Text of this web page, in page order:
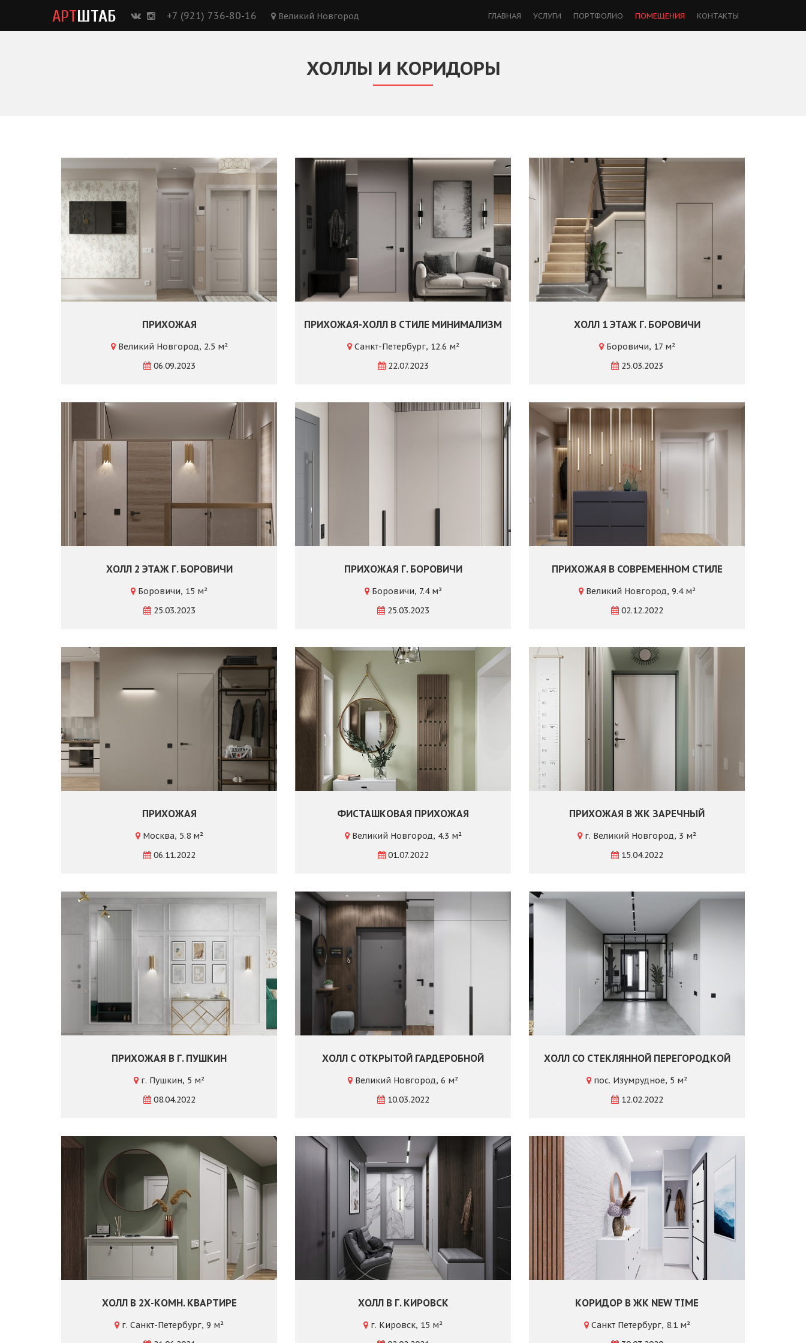
АРТШТАБ +7 (921) 736-80-16 Великий Новгород ГЛАВНАЯ УСЛУГИ ПОРТФОЛИО ПОМЕЩЕНИЯ КОНТАКТЫ
ХОЛЛЫ И КОРИДОРЫ
ПРИХОЖАЯ
Великий Новгород, 2.5 м²
06.09.2023
ПРИХОЖАЯ-ХОЛЛ В СТИЛЕ МИНИМАЛИЗМ
Санкт-Петербург, 12.6 м²
22.07.2023
ХОЛЛ 1 ЭТАЖ Г. БОРОВИЧИ
Боровичи, 17 м²
25.03.2023
ХОЛЛ 2 ЭТАЖ Г. БОРОВИЧИ
Боровичи, 15 м²
25.03.2023
ПРИХОЖАЯ Г. БОРОВИЧИ
Боровичи, 7.4 м²
25.03.2023
ПРИХОЖАЯ В СОВРЕМЕННОМ СТИЛЕ
Великий Новгород, 9.4 м²
02.12.2022
ПРИХОЖАЯ
Москва, 5.8 м²
06.11.2022
ФИСТАШКОВАЯ ПРИХОЖАЯ
Великий Новгород, 4.3 м²
01.07.2022
ПРИХОЖАЯ В ЖК ЗАРЕЧНЫЙ
г. Великий Новгород, 3 м²
15.04.2022
ПРИХОЖАЯ В Г. ПУШКИН
г. Пушкин, 5 м²
08.04.2022
ХОЛЛ С ОТКРЫТОЙ ГАРДЕРОБНОЙ
Великий Новгород, 6 м²
10.03.2022
ХОЛЛ СО СТЕКЛЯННОЙ ПЕРЕГОРОДКОЙ
пос. Изумрудное, 5 м²
12.02.2022
ХОЛЛ В 2Х-КОМН. КВАРТИРЕ
г. Санкт-Петербург, 9 м²
ХОЛЛ В Г. КИРОВСК
г. Кировск, 15 м²
КОРИДОР В ЖК NEW TIME
Санкт Петербург, 8.1 м²